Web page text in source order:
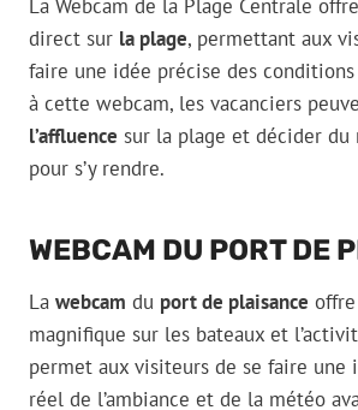
La Webcam de la Plage Centrale
direct sur la plage, permettant aux
faire une idée précise des conditions
à cette webcam, les vacanciers
l’affluence sur la plage et décider
pour s’y rendre.
WEBCAM DU PORT DE
La webcam du port de plaisance
magnifique sur les bateaux et
permet aux visiteurs de se faire une
réel de l’ambiance et de la météo